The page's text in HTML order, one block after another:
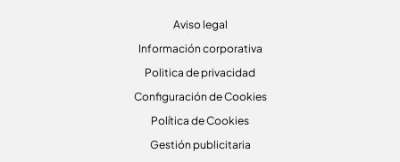
Aviso legal
Información corporativa
Politica de privacidad
Configuración de Cookies
Política de Cookies
Gestión publicitaria